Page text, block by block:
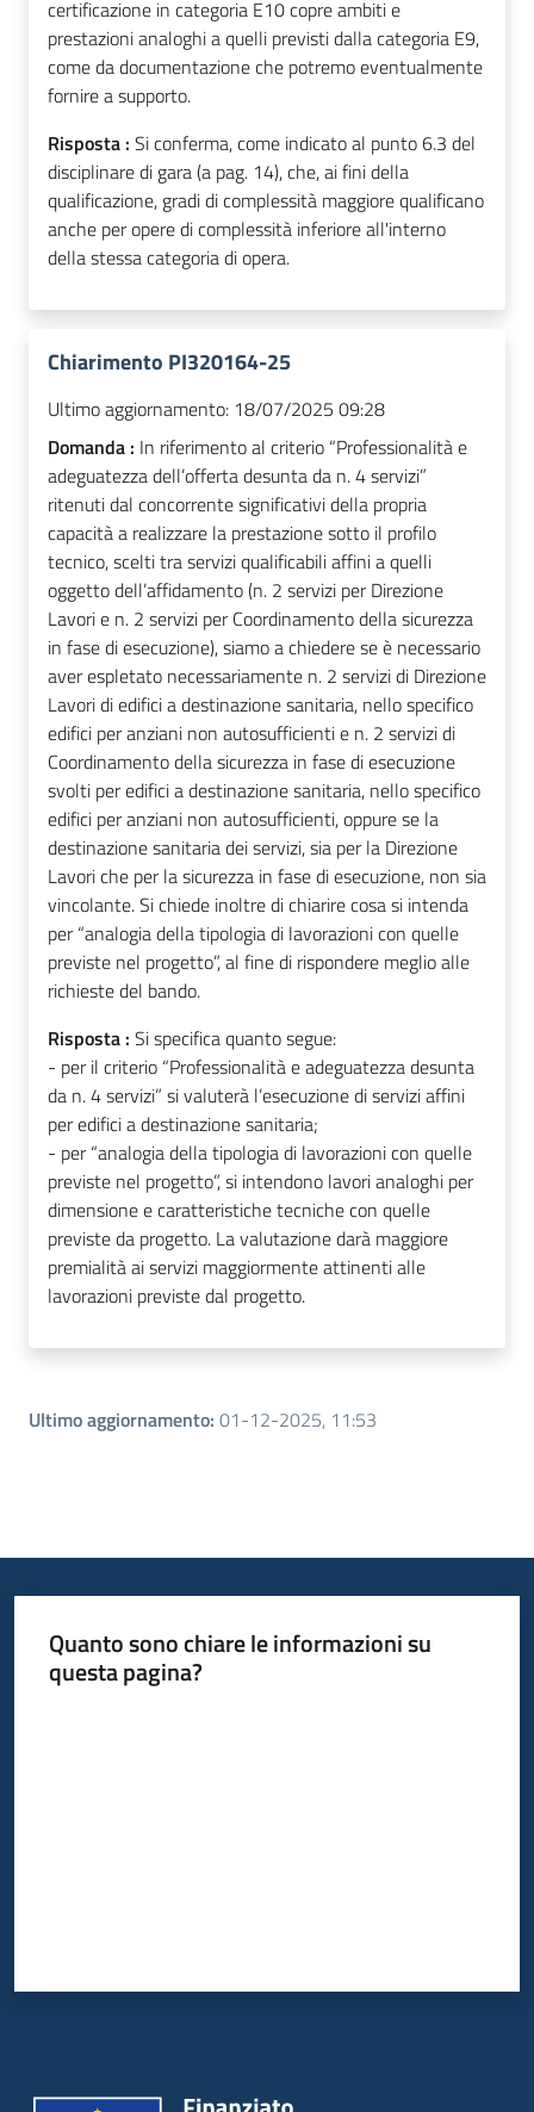
certificazione in categoria E10 copre ambiti e
prestazioni analoghi a quelli previsti dalla categoria E9,
come da documentazione che potremo eventualmente
fornire a supporto.
Risposta : Si conferma, come indicato al punto 6.3 del
disciplinare di gara (a pag. 14), che, ai fini della
qualificazione, gradi di complessità maggiore qualificano
anche per opere di complessità inferiore all'interno
della stessa categoria di opera.
Chiarimento PI320164-25
Ultimo aggiornamento: 18/07/2025 09:28
Domanda : In riferimento al criterio “Professionalità e
adeguatezza dell’offerta desunta da n. 4 servizi”
ritenuti dal concorrente significativi della propria
capacità a realizzare la prestazione sotto il profilo
tecnico, scelti tra servizi qualificabili affini a quelli
oggetto dell’affidamento (n. 2 servizi per Direzione
Lavori e n. 2 servizi per Coordinamento della sicurezza
in fase di esecuzione), siamo a chiedere se è necessario
aver espletato necessariamente n. 2 servizi di Direzione
Lavori di edifici a destinazione sanitaria, nello specifico
edifici per anziani non autosufficienti e n. 2 servizi di
Coordinamento della sicurezza in fase di esecuzione
svolti per edifici a destinazione sanitaria, nello specifico
edifici per anziani non autosufficienti, oppure se la
destinazione sanitaria dei servizi, sia per la Direzione
Lavori che per la sicurezza in fase di esecuzione, non sia
vincolante. Si chiede inoltre di chiarire cosa si intenda
per “analogia della tipologia di lavorazioni con quelle
previste nel progetto”, al fine di rispondere meglio alle
richieste del bando.
Risposta : Si specifica quanto segue:
- per il criterio “Professionalità e adeguatezza desunta
da n. 4 servizi” si valuterà l’esecuzione di servizi affini
per edifici a destinazione sanitaria;
- per “analogia della tipologia di lavorazioni con quelle
previste nel progetto”, si intendono lavori analoghi per
dimensione e caratteristiche tecniche con quelle
previste da progetto. La valutazione darà maggiore
premialità ai servizi maggiormente attinenti alle
lavorazioni previste dal progetto.
Ultimo aggiornamento: 01-12-2025, 11:53
Quanto sono chiare le informazioni su
questa pagina?